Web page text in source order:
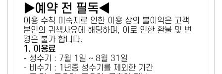
▶예약 전 필독◀
이용 수칙 미숙지로 인한 이용 상의 불이익은 고객
본인의 귀책사유에 해당하며, 이로 인한 환불 및 변
경은 불가 합니다.
1. 이용료
- 성수기 : 7월 1일 ~ 8월 31일
- 비수기 : 1년중 성수기를 제외한 기간